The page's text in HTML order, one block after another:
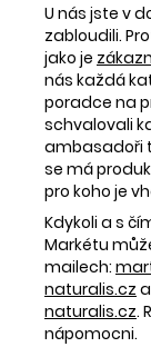
U nás jste v
zabloudili.
jako je
nás každá
poradce na
schvalovali
ambasadoři
se má
pro koho je
Kdykoli a s
Markétu
mailech:
naturalis.cz a
naturalis.cz.
nápomocni.